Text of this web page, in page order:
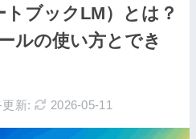
ブックLM）とは？
ルの使い方とでき
新: 2026-05-11